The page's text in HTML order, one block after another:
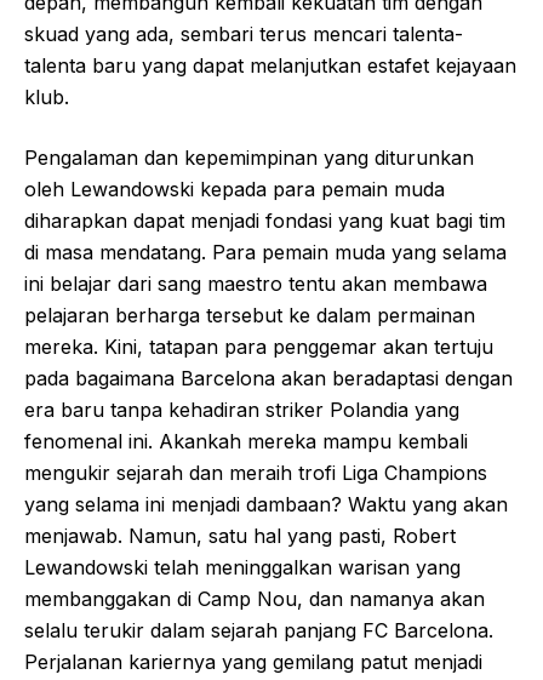
skuad yang ada, sembari terus mencari talenta-
talenta baru yang dapat melanjutkan estafet kejayaan
klub.
Pengalaman dan kepemimpinan yang diturunkan
oleh Lewandowski kepada para pemain muda
diharapkan dapat menjadi fondasi yang kuat bagi tim
di masa mendatang. Para pemain muda yang selama
ini belajar dari sang maestro tentu akan membawa
pelajaran berharga tersebut ke dalam permainan
mereka. Kini, tatapan para penggemar akan tertuju
pada bagaimana Barcelona akan beradaptasi dengan
era baru tanpa kehadiran striker Polandia yang
fenomenal ini. Akankah mereka mampu kembali
mengukir sejarah dan meraih trofi Liga Champions
yang selama ini menjadi dambaan? Waktu yang akan
menjawab. Namun, satu hal yang pasti, Robert
Lewandowski telah meninggalkan warisan yang
membanggakan di Camp Nou, dan namanya akan
selalu terukir dalam sejarah panjang FC Barcelona.
Perjalanan kariernya yang gemilang patut menjadi